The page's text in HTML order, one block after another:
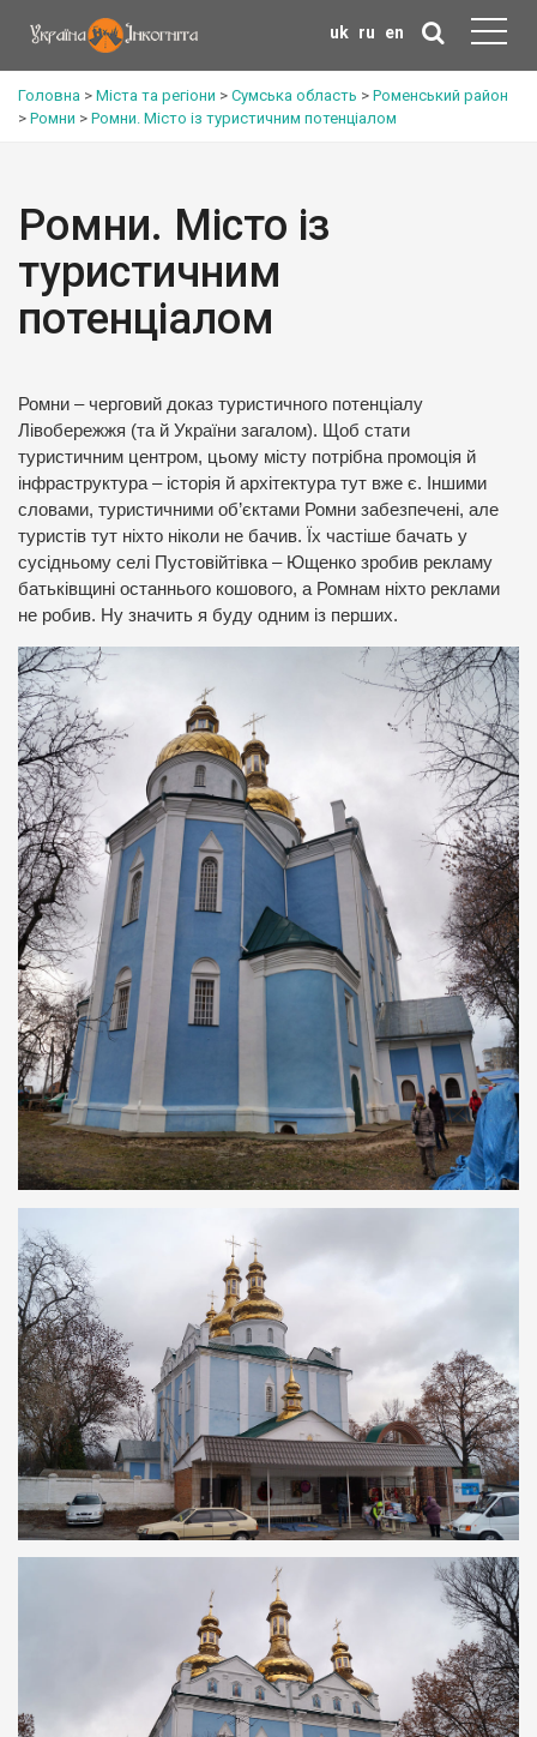
uk ru en
Головна > Міста та регіони > Сумська область > Роменський район
> Ромни > Ромни. Місто із туристичним потенціалом
Ромни. Місто із
туристичним
потенціалом
Ромни – черговий доказ туристичного потенціалу
Лівобережжя (та й України загалом). Щоб стати
туристичним центром, цьому місту потрібна промоція й
інфраструктура – історія й архітектура тут вже є. Іншими
словами, туристичними об’єктами Ромни забезпечені, але
туристів тут ніхто ніколи не бачив. Їх частіше бачать у
сусідньому селі Пустовійтівка – Ющенко зробив рекламу
батьківщині останнього кошового, а Ромнам ніхто реклами
не робив. Ну значить я буду одним із перших.